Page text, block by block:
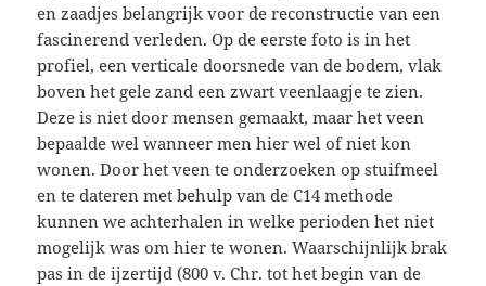
en zaadjes belangrijk voor de reconstructie van een
fascinerend verleden. Op de eerste foto is in het
profiel, een verticale doorsnede van de bodem, vlak
boven het gele zand een zwart veenlaagje te zien.
Deze is niet door mensen gemaakt, maar het veen
bepaalde wel wanneer men hier wel of niet kon
wonen. Door het veen te onderzoeken op stuifmeel
en te dateren met behulp van de C14 methode
kunnen we achterhalen in welke perioden het niet
mogelijk was om hier te wonen. Waarschijnlijk brak
pas in de ijzertijd (800 v. Chr. tot het begin van de